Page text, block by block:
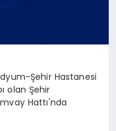
Şehir Hastanesi
olan Şehir
Hattı'nda